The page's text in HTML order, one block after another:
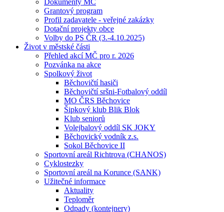
Dokumenty MČ
Grantový program
Profil zadavatele - veřejné zakázky
Dotační projekty obce
Volby do PS ČR (3.-4.10.2025)
Život v městské části
Přehled akcí MČ pro r. 2026
Pozvánka na akce
Spolkový život
Běchovičtí hasiči
Běchovičtí sršni-Fotbalový oddíl
MO ČRS Běchovice
Šipkový klub Blik Blok
Klub seniorů
Volejbalový oddíl SK JOKY
Běchovický vodník z.s.
Sokol Běchovice II
Sportovní areál Richtrova (CHANOS)
Cyklostezky
Sportovní areál na Korunce (SANK)
Užitečné informace
Aktuality
Teploměr
Odpady (kontejnery)